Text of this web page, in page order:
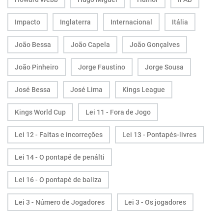
Impacto Inglaterra Internacional Itália
João Bessa João Capela João Gonçalves
João Pinheiro Jorge Faustino Jorge Sousa
José Bessa José Lima Kings League
Kings World Cup Lei 11 - Fora de Jogo
Lei 12 - Faltas e incorreções Lei 13 - Pontapés-livres
Lei 14 - O pontapé de penálti
Lei 16 - O pontapé de baliza
Lei 3 - Número de Jogadores Lei 3 - Os jogadores